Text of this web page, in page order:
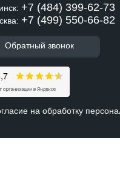
+7 (484) 399-62-73
+7 (499) 550-66-82
Обратный звонок
на обработку